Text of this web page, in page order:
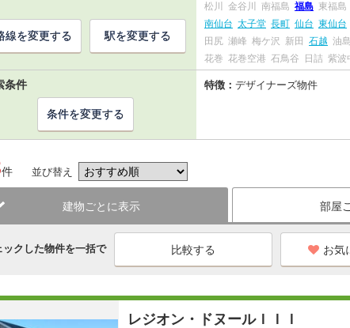
松川
金谷川 南福島 福島 東福島
南仙台 太子堂 長町 仙台 東仙台
田尻 瀬峰 梅ケ沢 新田 石越 油島
花巻 花巻空港 石鳥谷 日詰 紫波
線を変更する 駅を変更する
条件 特徴： デザイナーズ物件
条件を変更する
件 並び替え
建物ごとに表示 部屋
ックした物件を一括で お気
レジオン・ドヌールＩＩＩ